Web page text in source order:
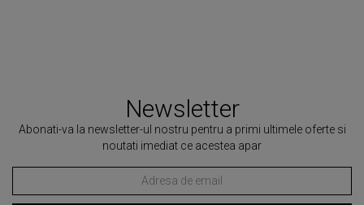
Newsletter
Abonati-va la newsletter-ul nostru pentru a primi ultimele oferte si
noutati imediat ce acestea apar